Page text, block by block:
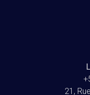
21,